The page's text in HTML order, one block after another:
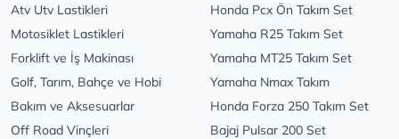
Atv Utv Lastikleri
Motosiklet Lastikleri
Forklift ve İş Makinası
Golf, Tarım, Bahçe ve Hobi
Bakım ve Aksesuarlar
Off Road Vinçleri
Honda Pcx Ön Takım Set
Yamaha R25 Takım Set
Yamaha MT25 Takım Set
Yamaha Nmax Takım
Honda Forza 250 Takım Set
Bajaj Pulsar 200 Set